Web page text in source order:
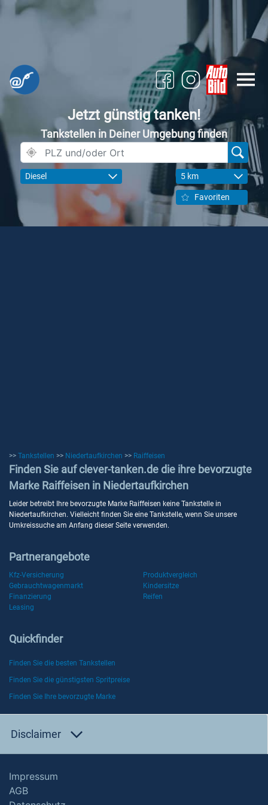
Jetzt günstig tanken!
Tankstellen in Deiner Umgebung finden
Diesel 5 km
Favoriten
>> Tankstellen >> Niedertaufkirchen >> Raiffeisen
Finden Sie auf clever-tanken.de die ihre bevorzugte
Marke Raiffeisen in Niedertaufkirchen
Leider betreibt Ihre bevorzugte Marke Raiffeisen keine Tankstelle in
Niedertaufkirchen. Vielleicht finden Sie eine Tankstelle, wenn Sie unsere
Umkreissuche am Anfang dieser Seite verwenden.
Partnerangebote
Kfz-Versicherung
Produktvergleich
Gebrauchtwagenmarkt
Kindersitze
Finanzierung
Reifen
Leasing
Quickfinder
Finden Sie die besten Tankstellen
Finden Sie die günstigsten Spritpreise
Finden Sie Ihre bevorzugte Marke
Disclaimer
Impressum
AGB